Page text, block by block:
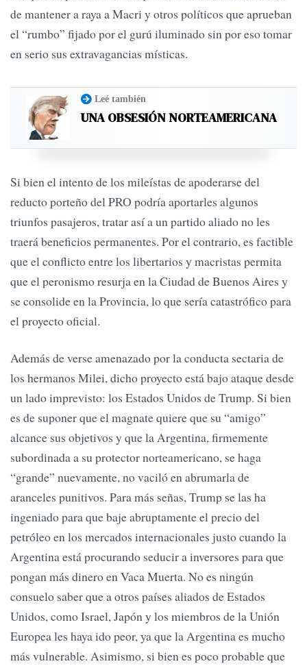
de mantener a raya a Macri y otros políticos que aprueban
el “rumbo” fijado por el gurú iluminado sin por eso tomar
en serio sus extravagancias místicas.
Leé también
UNA OBSESIÓN NORTEAMERICANA
Si bien el intento de los mileístas de apoderarse del
reducto porteño del PRO podría aportarles algunos
triunfos pasajeros, tratar así a un partido aliado no les
traerá beneficios permanentes. Por el contrario, es factible
que el conflicto entre los libertarios y macristas permita
que el peronismo resurja en la Ciudad de Buenos Aires y
se consolide en la Provincia, lo que sería catastrófico para
el proyecto oficial.
Además de verse amenazado por la conducta sectaria de
los hermanos Milei, dicho proyecto está bajo ataque desde
un lado imprevisto: los Estados Unidos de Trump. Si bien
es de suponer que el magnate quiere que su “amigo”
alcance sus objetivos y que la Argentina, firmemente
subordinada a su protector norteamericano, se haga
“grande” nuevamente, no vaciló en abrumarla de
aranceles punitivos. Para más señas, Trump se las ha
ingeniado para que baje abruptamente el precio del
petróleo en los mercados internacionales justo cuando la
Argentina está procurando seducir a inversores para que
pongan más dinero en Vaca Muerta. No es ningún
consuelo saber que a otros países aliados de Estados
Unidos, como Israel, Japón y los miembros de la Unión
Europea les haya ido peor, ya que la Argentina es mucho
más vulnerable. Asimismo, si bien es poco probable que